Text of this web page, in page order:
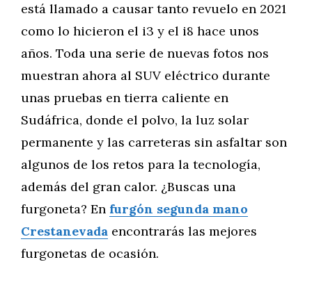
está llamado a causar tanto revuelo en 2021
como lo hicieron el i3 y el i8 hace unos
años. Toda una serie de nuevas fotos nos
muestran ahora al SUV eléctrico durante
unas pruebas en tierra caliente en
Sudáfrica, donde el polvo, la luz solar
permanente y las carreteras sin asfaltar son
algunos de los retos para la tecnología,
además del gran calor. ¿Buscas una
furgoneta? En furgón segunda mano
Crestanevada encontrarás las mejores
furgonetas de ocasión.